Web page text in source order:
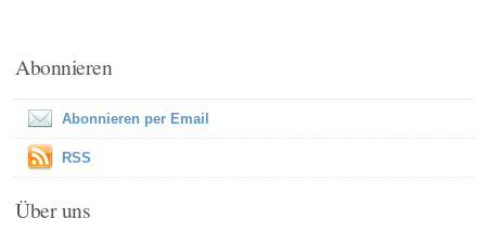
Abonnieren
Abonnieren per Email
RSS
Über uns